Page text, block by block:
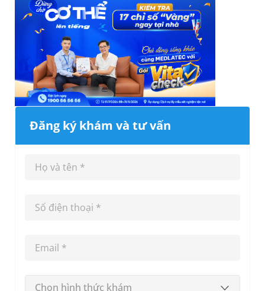
Đăng ký khám và tư vấn
Chọn hình thức khám